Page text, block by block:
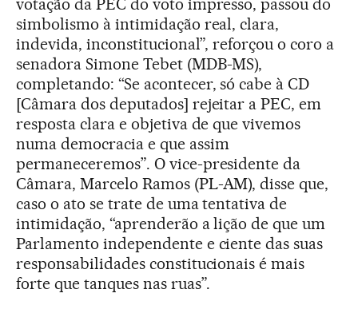
votação da PEC do voto impresso, passou do
simbolismo à intimidação real, clara,
indevida, inconstitucional”, reforçou o coro a
senadora Simone Tebet (MDB-MS),
completando: “Se acontecer, só cabe à CD
[Câmara dos deputados] rejeitar a PEC, em
resposta clara e objetiva de que vivemos
numa democracia e que assim
permaneceremos”. O vice-presidente da
Câmara, Marcelo Ramos (PL-AM), disse que,
caso o ato se trate de uma tentativa de
intimidação, “aprenderão a lição de que um
Parlamento independente e ciente das suas
responsabilidades constitucionais é mais
forte que tanques nas ruas”.